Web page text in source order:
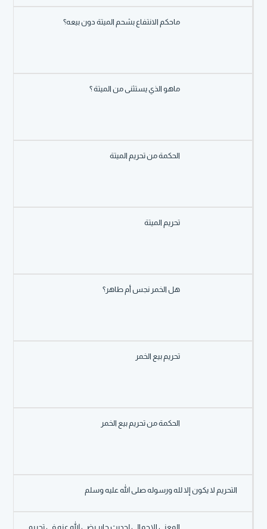
ماحكم الانتفاع بشحم الميتة دون بيعه؟
ماهو الذي يستثنى من الميتة ؟
الحكمة من تحريم الميتة
تحريم الميتة
هل الخمر نجس أم طاهر؟
تحريم بيع الخمر
الحكمة من تحريم بيع الخمر
التحريم لا يكون إلا لله ورسوله صلى الله عليه وسلم
المعنى الإجمالي لحديث جابر رضي الله عنه في تحريم